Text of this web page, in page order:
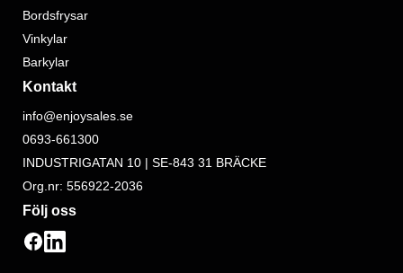
Bordsfrysar
Vinkylar
Barkylar
Kontakt
info@enjoysales.se
0693-661300
INDUSTRIGATAN 10 | SE-843 31 BRÄCKE
Org.nr: 556922-2036
Följ oss